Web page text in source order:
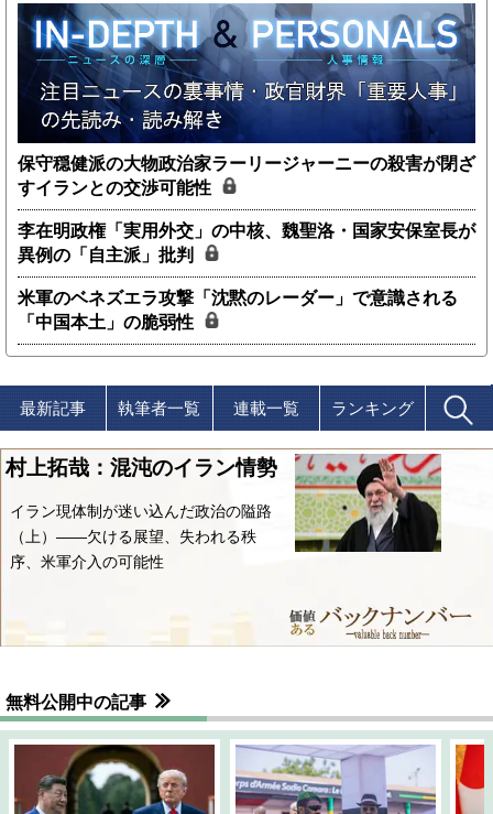
保守穏健派の大物政治家ラーリージャーニーの殺害が閉ざ
すイランとの交渉可能性
李在明政権「実用外交」の中核、魏聖洛・国家安保室長が
異例の「自主派」批判
米軍のベネズエラ攻撃「沈黙のレーダー」で意識される
「中国本土」の脆弱性
最新記事 執筆者一覧 連載一覧 ランキング
村上拓哉：混沌のイラン情勢
イラン現体制が迷い込んだ政治の隘路
（上）――欠ける展望、失われる秩
序、米軍介入の可能性
無料公開中の記事